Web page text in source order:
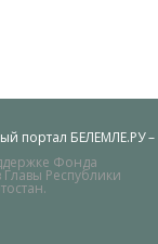
портал БЕЛЕМЛЕ.РУ –
Фонда
Главы Республики